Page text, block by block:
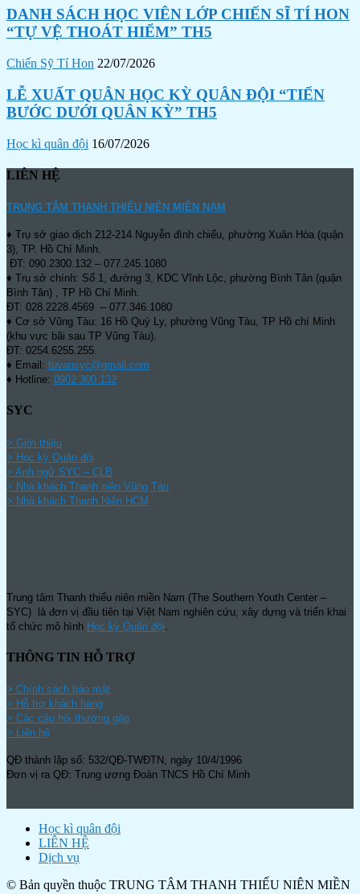
DANH SÁCH HỌC VIÊN LỚP CHIẾN SĨ TÍ HON
“TỰ VỆ THOÁT HIỂM” TH5
Chiến Sỹ Tí Hon 22/07/2026
LỄ XUẤT QUÂN HỌC KỲ QUÂN ĐỘI “TIẾN
BƯỚC DƯỚI QUÂN KỲ” TH5
Học kì quân đội 16/07/2026
LIÊN HỆ
TRUNG TÂM THANH THIẾU NIÊN MIỀN NAM
♦ Trụ sở giao dịch 212-214 Nguyễn đình chiểu, phường Xuân Hòa (quận
3), TP. Hồ Chí Minh.
ĐT: 090.2300.132 – 077.245.1080
♦ Trụ sở chính: Số 1, đường 3, KDC Vĩnh Lộc, phường Bình Tân (quận
Bình Tân) , TP Hồ Chí Minh.
ĐT: 028.2228.4569 – 077.346.1080
♦ Cơ sở Vũng Tàu: 16 Hồ Quý Ly, phường Vũng Tàu, TP Hồ chí Minh
(khu vực bãi sau TP Vũng Tàu).
ĐT: 0254.6255.255.
♦ Email: tuvansyc@gmail.com
♦ Hotline: 0902 300 132
SYC
> Giới thiệu
> Học kỳ Quân đội
> Anh ngữ SYC – CLB
> Nhà khách Thanh niên Vũng Tàu
> Nhà khách Thanh Niên HCM
Trung tâm Thanh thiếu niên miền Nam (The Southern Youth Center –
SYC) là đơn vị đầu tiên tại Việt Nam nghiên cứu, xây dựng và triển khai
tổ chức mô hình Học kỳ Quân đội
THÔNG TIN HỖ TRỢ
> Chính sách bảo mật
> Hỗ trợ khách hàng
> Các câu hỏi thường gặp
> Liên hệ
QĐ thành lập số: 532/QĐ-TWĐTN, ngày 10/4/1996
Đơn vị ra QĐ: Trung ương Đoàn TNCS Hồ Chí Minh
Học kì quân đội
LIÊN HỆ
Dịch vụ
© Bản quyền thuộc TRUNG TÂM THANH THIẾU NIÊN MIỀN